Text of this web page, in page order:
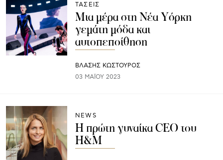
ΤΑΣΕΙΣ
Μια μέρα στη Νέα Υόρκη
γεμάτη μόδα και
αυτοπεποίθηση
ΒΛΑΣΗΣ ΚΩΣΤΟΥΡΟΣ
03 ΜΑΪ́ΟΥ 2023
NEWS
Η πρώτη γυναίκα CEO του
H&M